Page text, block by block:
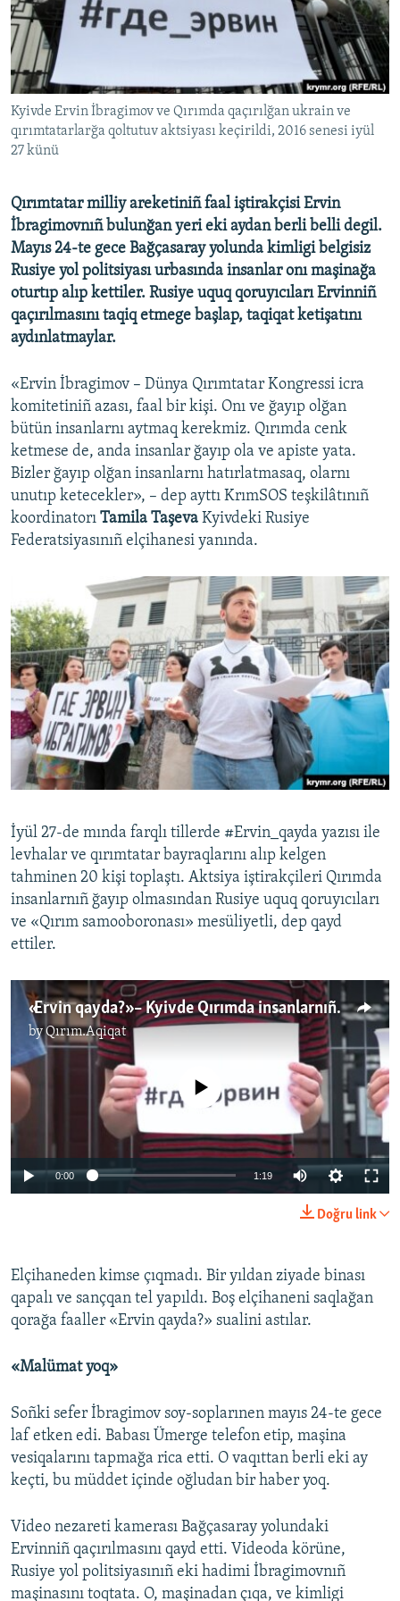
Русский
Українською
QOŞULIÑIZ!
RFE/RS bütün saytları
Kyivde Ervin İbragimov ve Qırımda qaçırılğan ukrain ve
qırımtatarlarğa qoltutuv aktsiyası keçirildi, 2016 senesi iyül
27 künü
Qırımtatar milliy areketiniñ faal iştirakçisi Ervin
İbragimovnıñ bulunğan yeri eki aydan berli belli degil.
Mayıs 24-te gece Bağçasaray yolunda kimligi belgisiz
Rusiye yol politsiyası urbasında insanlar onı maşinağa
oturtıp alıp kettiler. Rusiye uquq qoruyıcıları Ervinniñ
qaçırılmasını taqiq etmege başlap, taqiqat ketişatını
aydınlatmaylar.
«Ervin İbragimov – Dünya Qırımtatar Kongressi icra
komitetiniñ azası, faal bir kişi. Onı ve ğayıp olğan
bütün insanlarnı aytmaq kerekmiz. Qırımda cenk
ketmese de, anda insanlar ğayıp ola ve apiste yata.
Bizler ğayıp olğan insanlarnı hatırlatmasaq, olarnı
unutıp ketecekler», – dep ayttı KrımSOS teşkilâtınıñ
koordinatorı Tamila Taşeva Kyivdeki Rusiye
Federatsiyasınıñ elçihanesi yanında.
İyül 27-de mında farqlı tillerde #Ervin_qayda yazısı ile
levhalar ve qırımtatar bayraqlarını alıp kelgen
tahminen 20 kişi toplaştı. Aktsiya iştirakçileri Qırımda
insanlarnıñ ğayıp olmasından Rusiye uquq qoruyıcıları
ve «Qırım samooboronası» mesüliyetli, dep qayd
ettiler.
«Ervin qayda?» – Kyivde Qırımda insanlarnıñ ğayıp olmasını taqiq etmege talap ettiler (video)
byQırım.Aqiqat
No media source currently available
0:00 1:19
Doğru link
Elçihaneden kimse çıqmadı. Bir yıldan ziyade binası
qapalı ve sançqan tel yapıldı. Boş elçihaneni saqlağan
qorağa faaller «Ervin qayda?» sualini astılar.
«Malümat yoq»
Soñki sefer İbragimov soy-soplarınen mayıs 24-te gece
laf etken edi. Babası Ümerge telefon etip, maşina
vesiqalarını tapmağa rica etti. O vaqıttan berli eki ay
keçti, bu müddet içinde oğludan bir haber yoq.
Video nezareti kamerası Bağçasaray yolundaki
Ervinniñ qaçırılmasını qayd etti. Videoda körüne,
Rusiye yol politsiyasınıñ eki hadimi İbragimovnıñ
maşinasını toqtata. O, maşinadan çıqa, ve kimligi